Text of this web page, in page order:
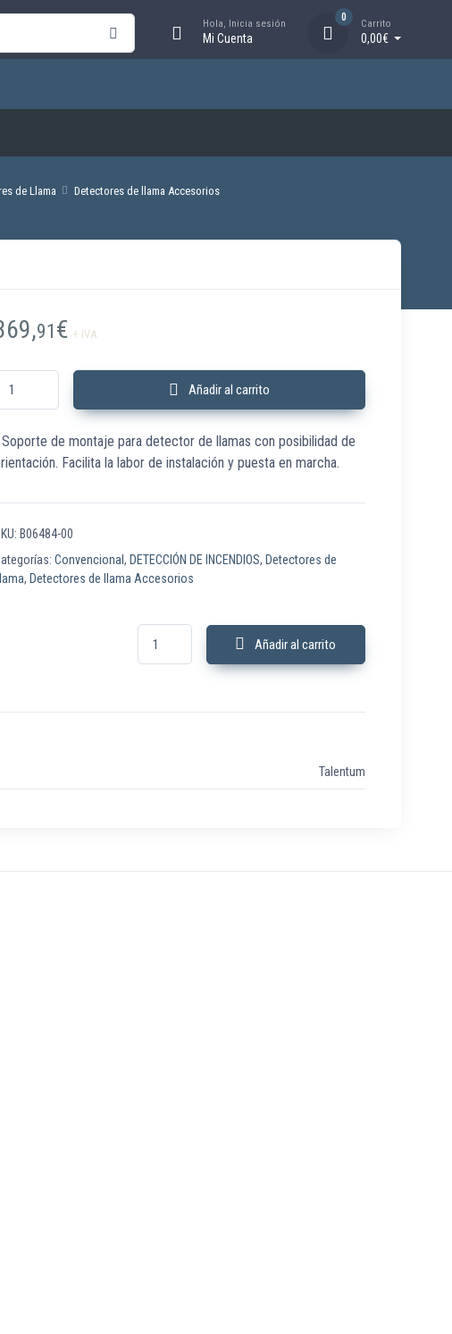
Hola, Inicia sesión
Mi Cuenta
0
Carrito
0,00€
de Llama
Detectores de llama Accesorios
91€ + IVA
B06484-00 Soporte de montaje para detectores de llama cantidad
Añadir al carrito
Soporte de montaje para detector de llamas con posibilidad de
Facilita la labor de instalación y puesta en marcha.
B06484-00
Convencional, DETECCIÓN DE INCENDIOS, Detectores de
, Detectores de llama Accesorios
B06484-00 Soporte de montaje para detectores de llama
Añadir al carrito
Talentum